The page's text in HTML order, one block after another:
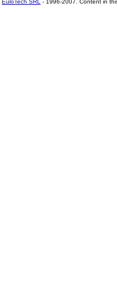
EuloTech SRL - 1996-2007. Content in